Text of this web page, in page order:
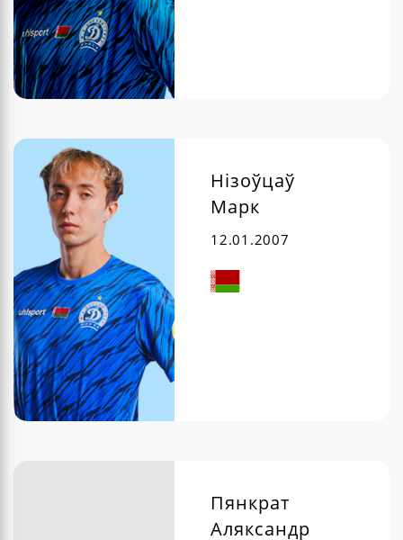
Нізоўцаў
Марк
12.01.2007
Пянкрат
Аляксандр